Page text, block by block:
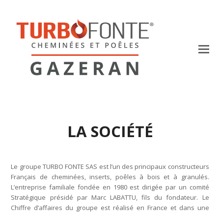
LA SOCIÉTÉ
Le groupe TURBO FONTE SAS est l’un des principaux constructeurs
Français de cheminées, inserts, poêles à bois et à granulés.
L’entreprise familiale fondée en 1980 est dirigée par un comité
Stratégique présidé par Marc LABATTU, fils du fondateur. Le
Chiffre d’affaires du groupe est réalisé en France et dans une